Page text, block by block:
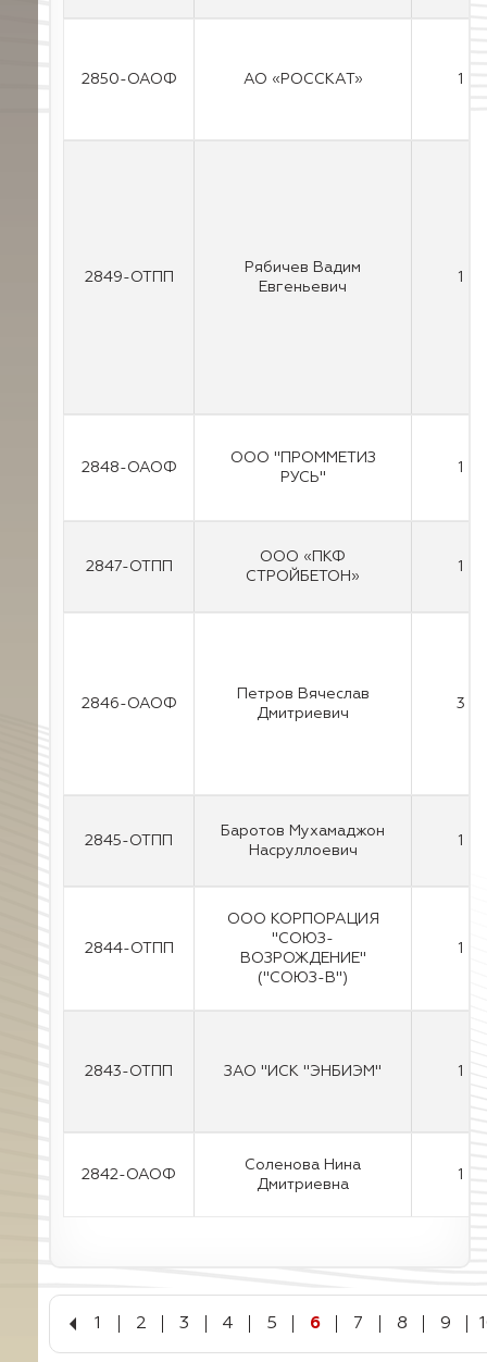
2850-ОАОФ АО «РОССКАТ» 1
2849-ОТПП
Рябичев Вадим
Евгеньевич
1
2848-ОАОФ
ООО "ПРОММЕТИЗ
РУСЬ"
1
2847-ОТПП
ООО «ПКФ
СТРОЙБЕТОН»
1
2846-ОАОФ
Петров Вячеслав
Дмитриевич
3
2845-ОТПП
Баротов Мухамаджон
Насруллоевич
1
2844-ОТПП
ООО КОРПОРАЦИЯ
"СОЮЗ-
ВОЗРОЖДЕНИЕ"
("СОЮЗ-В")
1
2843-ОТПП ЗАО "ИСК "ЭНБИЭМ" 1
2842-ОАОФ
Соленова Нина
Дмитриевна
1
1 2 3 4 5 6 7 8 9